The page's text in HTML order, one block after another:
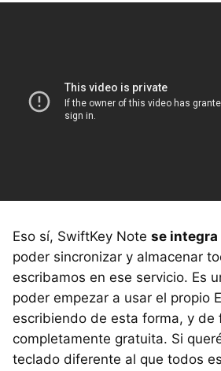
Eso sí, SwiftKey Note se integra
poder sincronizar y almacenar
escribamos en ese servicio. Es
poder empezar a usar el propio
escribiendo de esta forma, y de
completamente gratuita. Si
teclado diferente al que todos